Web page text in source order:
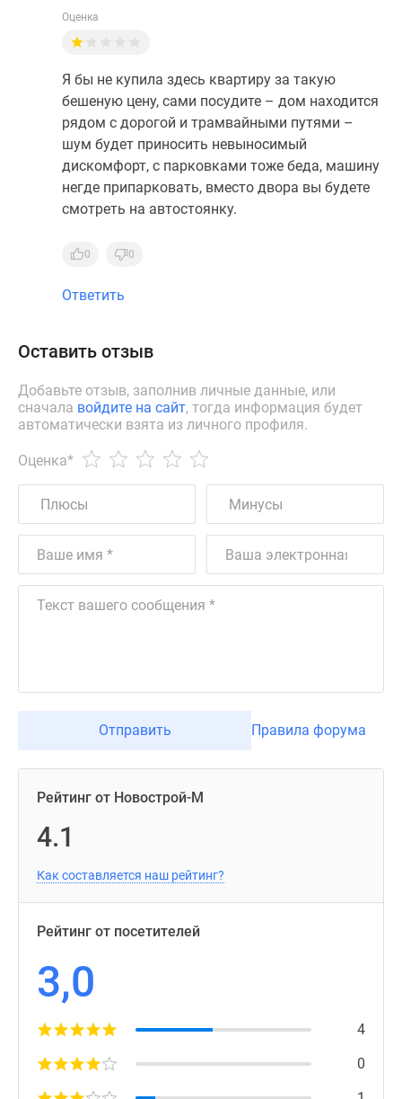
Оценка
Я бы не купила здесь квартиру за такую
бешеную цену, сами посудите – дом находится
рядом с дорогой и трамвайными путями –
шум будет приносить невыносимый
дискомфорт, с парковками тоже беда, машину
негде припарковать, вместо двора вы будете
смотреть на автостоянку.
0 0
Ответить
Оставить отзыв
Добавьте отзыв, заполнив личные данные, или
сначала войдите на сайт, тогда информация будет
автоматически взята из личного профиля.
Оценка*
Отправить Правила форума
Рейтинг от Новострой-М
4.1
Как составляется наш рейтинг?
Рейтинг от посетителей
3,0
4
0